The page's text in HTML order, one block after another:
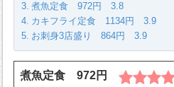
煮魚定食 972円 3.8
カキフライ定食 1134円 3.9
お刺身3店盛り 864円 3.9
煮魚定食 972円